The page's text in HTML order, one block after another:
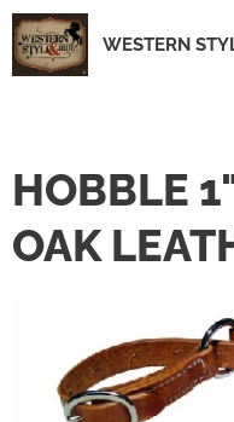
WESTERN
HOBBLE
OAK